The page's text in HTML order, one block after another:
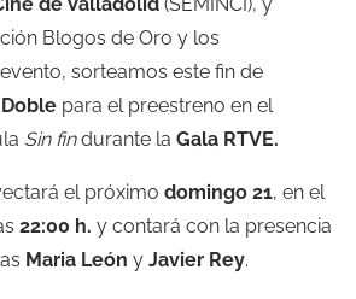
Blogos de Oro y los
sorteamos este fin de
para el preestreno en el
Sin findurante la Gala RTVE.
el próximo domingo 21, en el
22:00 h. y contará con la presencia
Maria León y Javier Rey.